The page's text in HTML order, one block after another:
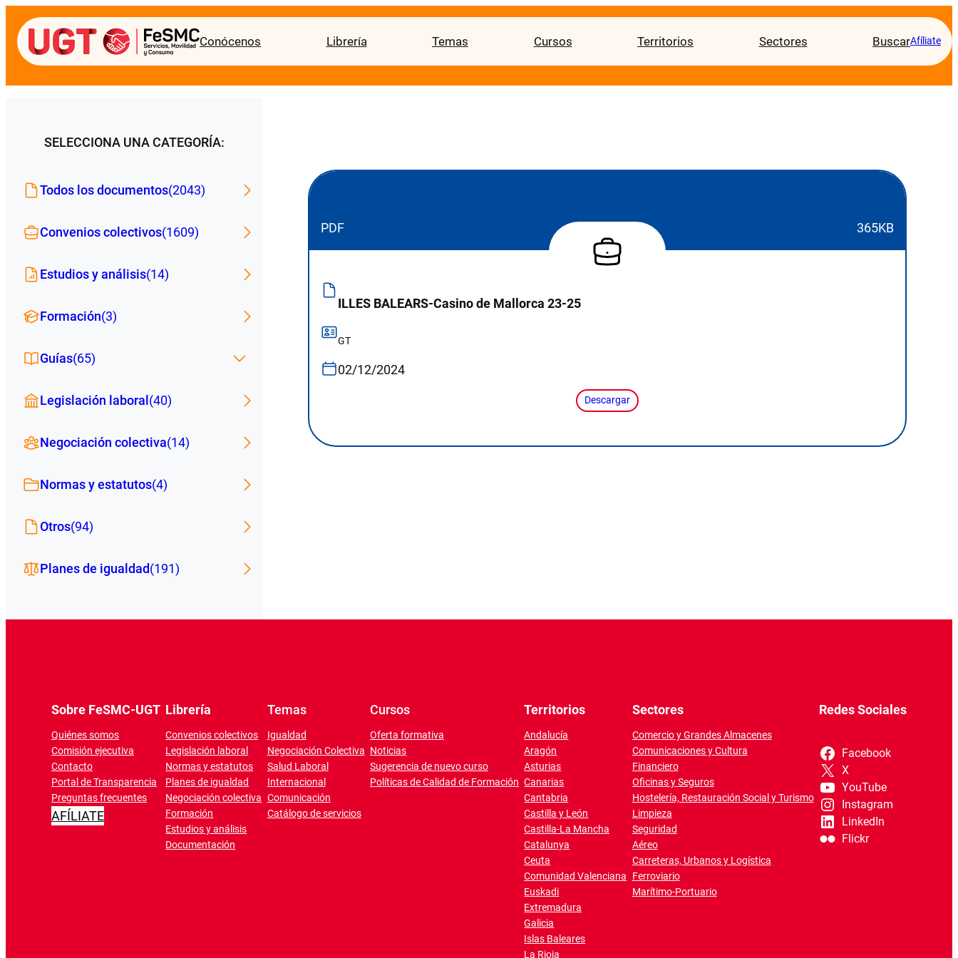
Conócenos Librería Temas Cursos Territorios Sectores BuscarAfíliate
SELECCIONA UNA CATEGORÍA:
Todos los documentos(2043)
Convenios colectivos(1609)
Estudios y análisis(14)
Formación(3)
Guías(65)
Legislación laboral (40)
Negociación colectiva(14)
Normas y estatutos(4)
Otros(94)
Planes de igualdad(191)
PDF 365KB
ILLES BALEARS-Casino de Mallorca 23-25
GT
02/12/2024
Descargar
Sobre FeSMC-UGT
Quiénes somos
Comisión ejecutiva
Contacto
Portal de Transparencia
Preguntas frecuentes
AFÍLIATE
Librería
Convenios colectivos
Legislación laboral
Normas y estatutos
Planes de igualdad
Negociación colectiva
Formación
Estudios y análisis
Documentación
Temas
Igualdad
Negociación Colectiva
Salud Laboral
Internacional
Comunicación
Catálogo de servicios
Cursos
Oferta formativa
Noticias
Sugerencia de nuevo curso
Políticas de Calidad de Formación
Territorios
Andalucía
Aragón
Asturias
Canarias
Cantabria
Castilla y León
Castilla-La Mancha
Catalunya
Ceuta
Comunidad Valenciana
Euskadi
Extremadura
Galicia
Islas Baleares
La Rioja
Sectores
Comercio y Grandes Almacenes
Comunicaciones y Cultura
Financiero
Oficinas y Seguros
Hostelería, Restauración Social y Turismo
Limpieza
Seguridad
Aéreo
Carreteras, Urbanos y Logística
Ferroviario
Marítimo-Portuario
Redes Sociales
Facebook
X
YouTube
Instagram
LinkedIn
Flickr